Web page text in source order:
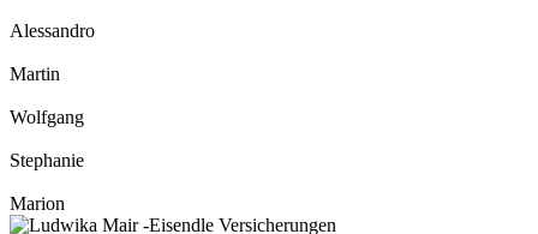
Alessandro
Martin
Wolfgang
Stephanie
Marion